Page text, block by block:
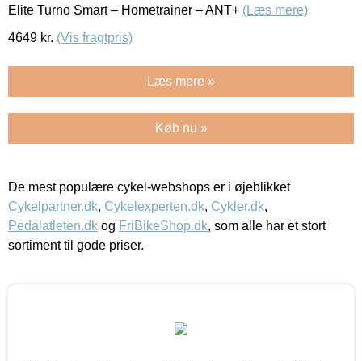
Elite Turno Smart – Hometrainer – ANT+ (Læs mere)
4649 kr. (Vis fragtpris)
Læs mere »
Køb nu »
De mest populære cykel-webshops er i øjeblikket
Cykelpartner.dk, Cykelexperten.dk, Cykler.dk,
Pedalatleten.dk og FriBikeShop.dk, som alle har et stort
sortiment til gode priser.